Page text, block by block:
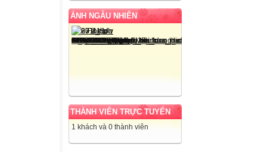
ẢNH NGẪU NHIÊN
THÀNH VIÊN TRỰC TUYẾN
1 khách và 0 thành viên